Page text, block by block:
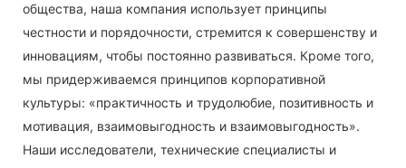
общества, наша компания использует принципы
честности и порядочности, стремится к совершенству и
инновациям, чтобы постоянно развиваться. Кроме того,
мы придерживаемся принципов корпоративной
культуры: «практичность и трудолюбие, позитивность и
мотивация, взаимовыгодность и взаимовыгодность».
Наши исследователи, технические специалисты и